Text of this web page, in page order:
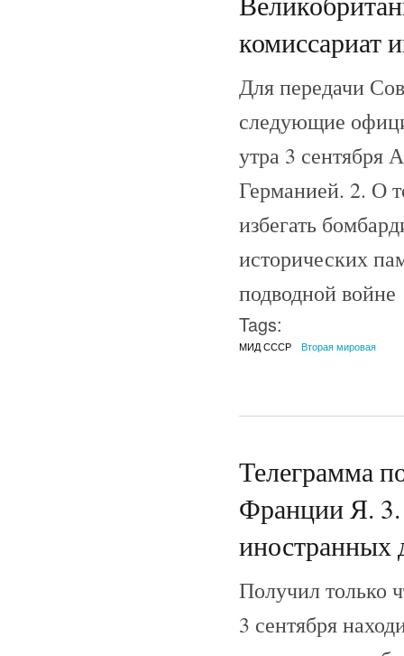
комиссариат
Для передачи
следующие
утра 3 сентября
Германией. 2. О
избегать
исторических
подводной войне
Tags:
МИД СССР Вторая мировая
Телеграмма
Франции Я. 3.
Получил только
3 сентября